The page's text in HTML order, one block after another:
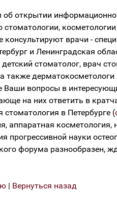
открытии
стоматологии,
консультируют врачи -
и Ленинградская
стоматолог, врач
также дерматокосметологи
Ваши вопросы в
на них ответить в
стоматология в Петербурге (
аппаратная
прогрессивной науки
форума разнообразен,
| Вернуться назад